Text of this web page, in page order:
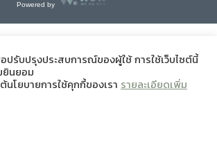
Powered by
ปรับปรุงประสบการณ์ของผู้ใช้ การใช้เว็บไซต์นี้
ยินยอม
นโยบายการใช้คุกกี้ของเรา รายละเอียดเพิ่ม